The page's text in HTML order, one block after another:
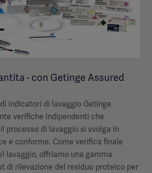
- con Getinge Assured
indicatori di lavaggio Getinge
verifiche indipendenti che
processo di lavaggio si svolga in
e conforme. Come verifica finale
lavaggio, offriamo una gamma
di rilevazione del residuo proteico per